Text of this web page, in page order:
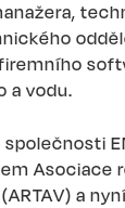
a vodu.
Asociace
a